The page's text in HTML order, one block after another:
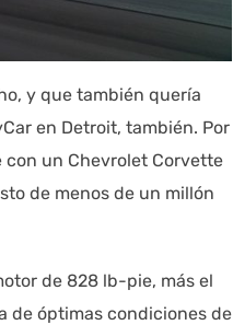
y que también quería
en Detroit, también. Por
con un Chevrolet Corvette
de menos de un millón
de 828 lb-pie, más el
de óptimas condiciones de